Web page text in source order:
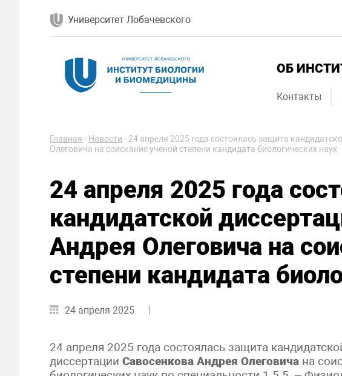
Университет Лобачевского
ОБ
Контакты
Главная - Новости - 24 апреля 2025 года состоялась защита
Олеговича на соискание ученой степени кандидата биологических наук
24 апреля 2025 года
кандидатской
Андрея Олеговича на
степени кандидата
24 апреля 2025
24 апреля 2025 года состоялась защита
диссертации Савосенкова Андрея Олеговича на